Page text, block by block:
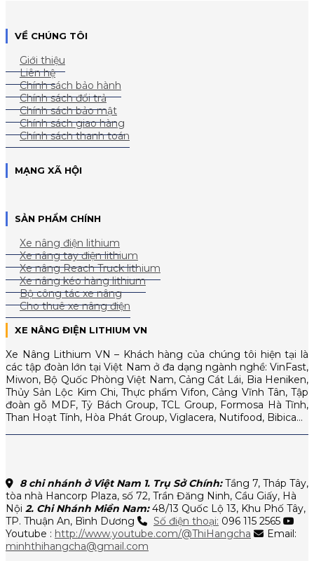
VỀ CHÚNG TÔI
Giới thiệu
Liên hệ
Chính sách bảo hành
Chính sách đổi trả
Chính sách bảo mật
Chính sách giao hàng
Chính sách thanh toán
MẠNG XÃ HỘI
SẢN PHẨM CHÍNH
Xe nâng điện lithium
Xe nâng tay điện lithium
Xe nâng Reach Truck lithium
Xe nâng kéo hàng lithium
Bộ công tác xe nâng
Cho thuê xe nâng điện
XE NÂNG ĐIỆN LITHIUM VN
Xe Nâng Lithium VN – Khách hàng của chúng tôi hiện tại là
các tập đoàn lớn tại Việt Nam ở đa dạng ngành nghề: VinFast,
Miwon, Bộ Quốc Phòng Việt Nam, Cảng Cát Lái, Bia Heniken,
Thủy Sản Lộc Kim Chi, Thực phẩm Vifon, Cảng Vĩnh Tân, Tập
đoàn gỗ MDF, Tỷ Bách Group, TCL Group, Formosa Hà Tĩnh,
Than Hoạt Tính, Hòa Phát Group, Viglacera, Nutifood, Bibica…
8 chi nhánh ở Việt Nam 1. Trụ Sở Chính:Tầng 7, Tháp Tây,
tòa nhà Hancorp Plaza, số 72, Trần Đăng Ninh, Cầu Giấy, Hà
Nội 2. Chi Nhánh Miền Nam:48/13 Quốc Lộ 13, Khu Phố Tây,
TP. Thuận An, Bình Dương
Số điện thoại: 096 115 2565
Youtube : http://www.youtube.com/@ThiHangcha
Email:
minhthihangcha@gmail.com